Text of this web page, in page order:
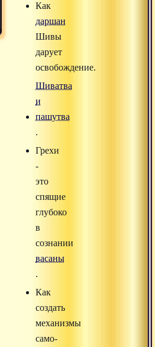
Как
даршан
Шивы
дарует
освобождение.
Шиватва
и
пашутва
.
Грехи
-
это
спящие
глубоко
в
сознании
васаны
.
Как
создать
механизмы
само-